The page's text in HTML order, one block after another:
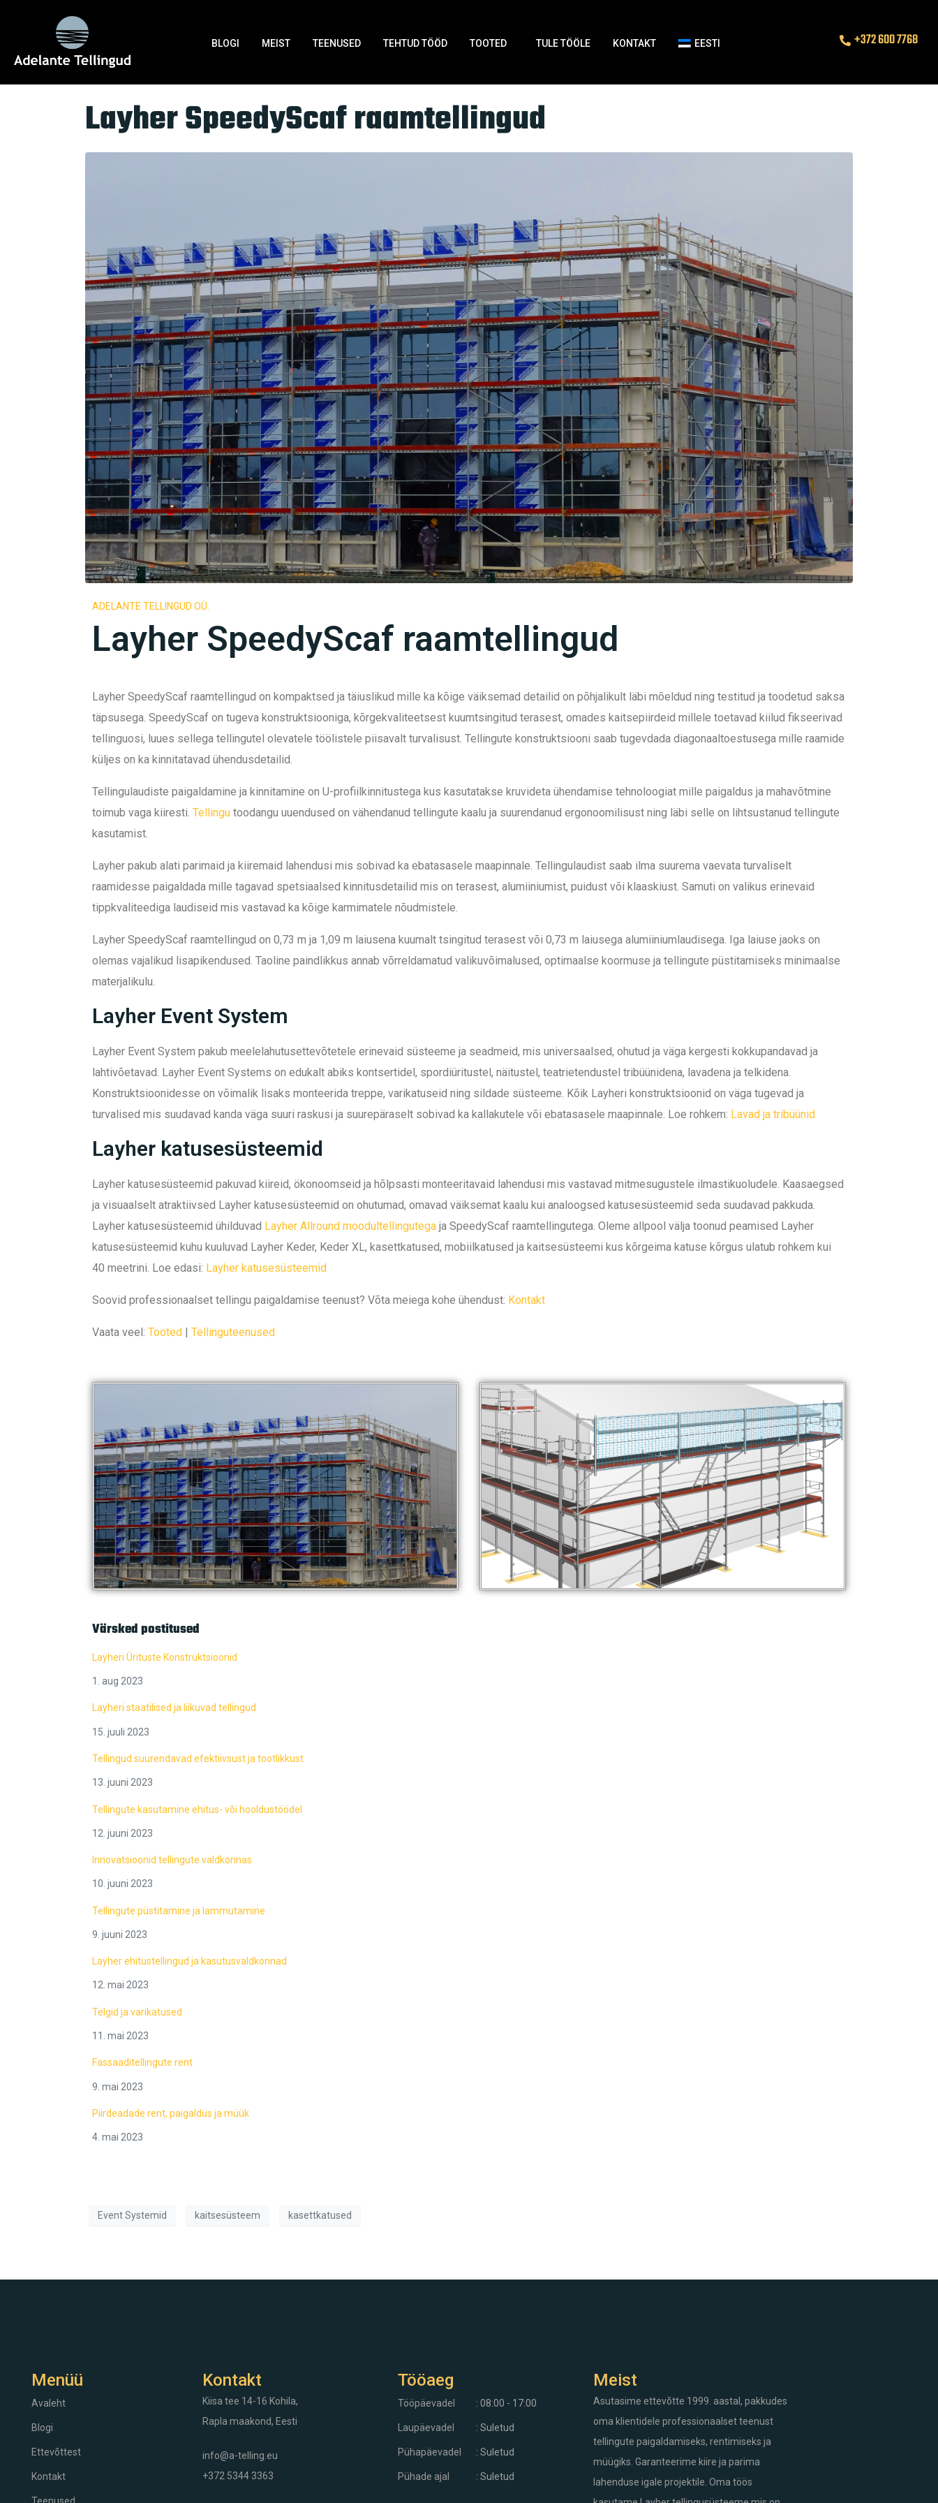
BLOGI MEIST TEENUSED TEHTUD TÖÖD TOOTED TULE TÖÖLE KONTAKT EESTI +372 600 7768
Silt:
Home
Layher SpeedyScaf raamtellingud
ADELANTE TELLINGUD OÜ.
Layher SpeedyScaf raamtellingud
Layher SpeedyScaf raamtellingud on kompaktsed ja täiuslikud mille ka kõige väiksemad detailid on põhjalikult läbi mõeldud ning testitud ja toodetud saksa
täpsusega. SpeedyScaf on tugeva konstruktsiooniga, kõrgekvaliteetsest kuumtsingitud terasest, omades kaitsepiirdeid millele toetavad kiilud fikseerivad
tellinguosi, luues sellega tellingutel olevatele töölistele piisavalt turvalisust. Tellingute konstruktsiooni saab tugevdada diagonaaltoestusega mille raamide
küljes on ka kinnitatavad ühendusdetailid.
Tellingulaudiste paigaldamine ja kinnitamine on U-profiilkinnitustega kus kasutatakse kruvideta ühendamise tehnoloogiat mille paigaldus ja mahavõtmine
toimub vaga kiiresti. Tellingu toodangu uuendused on vähendanud tellingute kaalu ja suurendanud ergonoomilisust ning läbi selle on lihtsustanud tellingute
kasutamist.
Layher pakub alati parimaid ja kiiremaid lahendusi mis sobivad ka ebatasasele maapinnale. Tellingulaudist saab ilma suurema vaevata turvaliselt
raamidesse paigaldada mille tagavad spetsiaalsed kinnitusdetailid mis on terasest, alumiiniumist, puidust või klaaskiust. Samuti on valikus erinevaid
tippkvaliteediga laudiseid mis vastavad ka kõige karmimatele nõudmistele.
Layher SpeedyScaf raamtellingud on 0,73 m ja 1,09 m laiusena kuumalt tsingitud terasest või 0,73 m laiusega alumiiniumlaudisega. Iga laiuse jaoks on
olemas vajalikud lisapikendused. Taoline paindlikkus annab võrreldamatud valikuvõimalused, optimaalse koormuse ja tellingute püstitamiseks minimaalse
materjalikulu.
Layher Event System
Layher Event System pakub meelelahutusettevõtetele erinevaid süsteeme ja seadmeid, mis universaalsed, ohutud ja väga kergesti kokkupandavad ja
lahtivõetavad. Layher Event Systems on edukalt abiks kontsertidel, spordiüritustel, näitustel, teatrietendustel tribüünidena, lavadena ja telkidena.
Konstruktsioonidesse on võimalik lisaks monteerida treppe, varikatuseid ning sildade süsteeme. Kõik Layheri konstruktsioonid on väga tugevad ja
turvalised mis suudavad kanda väga suuri raskusi ja suurepäraselt sobivad ka kallakutele või ebatasasele maapinnale. Loe rohkem: Lavad ja tribüünid
Layher katusesüsteemid
Layher katusesüsteemid pakuvad kiireid, ökonoomseid ja hõlpsasti monteeritavaid lahendusi mis vastavad mitmesugustele ilmastikuoludele. Kaasaegsed
ja visuaalselt atraktiivsed Layher katusesüsteemid on ohutumad, omavad väiksemat kaalu kui analoogsed katusesüsteemid seda suudavad pakkuda.
Layher katusesüsteemid ühilduvad Layher Allround moodultellingutega ja SpeedyScaf raamtellingutega. Oleme allpool välja toonud peamised Layher
katusesüsteemid kuhu kuuluvad Layher Keder, Keder XL, kasettkatused, mobiilkatused ja kaitsesüsteemi kus kõrgeima katuse kõrgus ulatub rohkem kui
40 meetrini. Loe edasi: Layher katusesüsteemid
Soovid professionaalset tellingu paigaldamise teenust? Võta meiega kohe ühendust: Kontakt
Vaata veel: Tooted Tellinguteenused
Värsked postitused
Layheri Ürituste Konstruktsioonid
1. aug 2023
Layheri staatilised ja liikuvad tellingud
15. juuli 2023
Tellingud suurendavad efektiivsust ja tootlikkust
13. juuni 2023
Tellingute kasutamine ehitus- või hooldustöödel
12. juuni 2023
Innovatsioonid tellingute valdkonnas
10. juuni 2023
Tellingute püstitamine ja lammutamine
9. juuni 2023
Layher ehitustellingud ja kasutusvaldkonnad
12. mai 2023
Telgid ja varikatused
11. mai 2023
Fassaaditellingute rent
9. mai 2023
Piirdeadade rent, paigaldus ja müük
4. mai 2023
Event Systemid kaitsesüsteem kasettkatused
Menüü
Avaleht
Blogi
Ettevõttest
Kontakt
Kontakt
Kiisa tee 14-16 Kohila,
Rapla maakond, Eesti
info@a-telling.eu
+372 5344 3363
Tööaeg
Tööpäevadel
Laupäevadel
Pühapäevadel
Pühade ajal
: 08:00 - 17:00
: Suletud
: Suletud
: Suletud
Meist
Asutasime ettevõtte 1999. aastal, pakkudes
oma klientidele professionaalset teenust
tellingute paigaldamiseks, rentimiseks ja
müügiks. Garanteerime kiire ja parima
lahenduse igale projektile. Oma töös